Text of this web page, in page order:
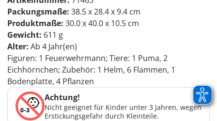
Packungsmaße: 38.5 x 28.4 x 9.4 cm
Produktmaße: 30.0 x 40.0 x 10.5 cm
Gewicht: 611 g
Alter: Ab 4 Jahr(en)
Figuren: 1 Feuerwehrmann; Tiere: 1 Puma, 2
Eichhörnchen; Zubehör: 1 Helm, 6 Flammen, 1
Bodenplatte, 4 Pflanzen
Achtung!
Nicht geeignet für Kinder unter 3 Jahren, wegen
Erstickungsgefahr durch Kleinteile.